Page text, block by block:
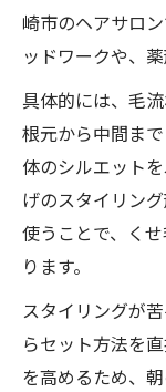
群馬の
メンズ
感
直毛でも簡
直毛対
説
短い髪
ペタン
メンズ
ト
崎市のヘアサロ
ッドワークや、
具体的には、毛
根元から中間ま
体のシルエット
げのスタイリン
使うことで、く
ります。
スタイリングが
らセット方法を
を高めるため、